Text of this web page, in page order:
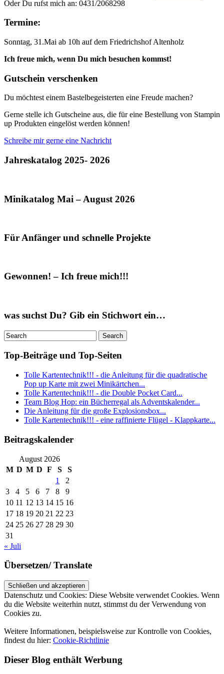
Oder Du rufst mich an: 0431/2068298
Termine:
Sonntag, 31.Mai ab 10h auf dem Friedrichshof Altenholz
Ich freue mich, wenn Du mich besuchen kommst!
Gutschein verschenken
Du möchtest einem Bastelbegeisterten eine Freude machen?
Gerne stelle ich Gutscheine aus, die für eine Bestellung von Stampin
up Produkten eingelöst werden können!
Schreibe mir gerne eine Nachricht
Jahreskatalog 2025- 2026
Minikatalog Mai – August 2026
Für Anfänger und schnelle Projekte
Gewonnen! – Ich freue mich!!!
was suchst Du? Gib ein Stichwort ein…
Top-Beiträge und Top-Seiten
Tolle Kartentechnik!!! - die Anleitung für die quadratische
Pop up Karte mit zwei Minikärtchen...
Tolle Kartentechnik!!! - die Double Pocket Card...
Team Blog Hop: ein Bücherregal als Adventskalender...
Die Anleitung für die große Explosionsbox...
Tolle Kartentechnik!!! - eine raffinierte Flügel - Klappkarte...
Beitragskalender
August 2026
M D M D F S
S
1
2
3
4 5 6 7 8
9
10 11 12 13 14 15 16
17 18 19 20 21 22 23
24 25 26 27 28 29 30
31
« Juli
Übersetzen/ Translate
Datenschutz und Cookies: Diese Website verwendet Cookies. Wenn
du die Website weiterhin nutzt, stimmst du der Verwendung von
Cookies zu.
Weitere Informationen, beispielsweise zur Kontrolle von Cookies,
findest du hier: Cookie-Richtlinie
Dieser Blog enthält Werbung